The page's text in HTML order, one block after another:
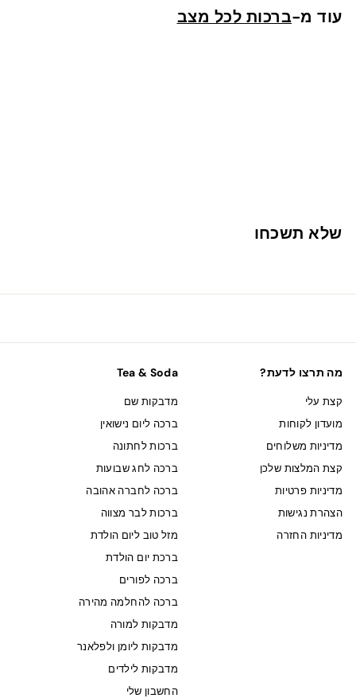
"
עוד מ-ברכות לכל מצב
"
שלא תשכחו
מה תרצו לדעת?
קצת עלי
מועדון לקוחות
מדיניות משלוחים
קצת המלצות שלכן
מדיניות פרטיות
הצהרת נגישות
מדיניות החזרה
Tea & Soda
מדבקות שם
ברכה ליום נישואין
ברכות לחתונה
ברכה לחג שבועות
ברכה לחברה אהובה
ברכות לבר מצווה
מזל טוב ליום הולדת
ברכת יום הולדת
ברכה לפורים
ברכה להחלמה מהירה
מדבקות למורה
מדבקות ליומן ולפלאנר
מדבקות לילדים
החשבון שלי